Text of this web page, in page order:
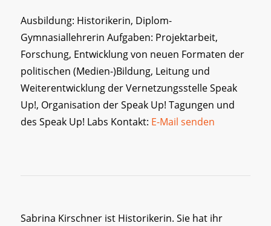
Ausbildung: Historikerin, Diplom-
Gymnasiallehrerin Aufgaben: Projektarbeit,
Forschung, Entwicklung von neuen Formaten der
politischen (Medien-)Bildung, Leitung und
Weiterentwicklung der Vernetzungsstelle Speak
Up!, Organisation der Speak Up! Tagungen und
des Speak Up! Labs Kontakt: E-Mail senden
Sabrina Kirschner ist Historikerin. Sie hat ihr